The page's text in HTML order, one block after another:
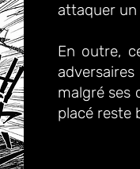
attaquer un
En outre,
malgré ses
placé reste